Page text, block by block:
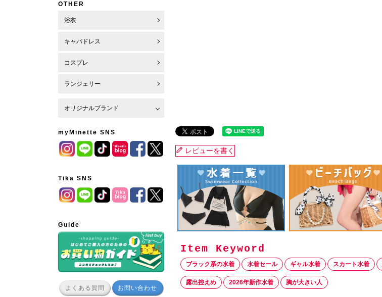
OTHER
浴衣
キャバドレス
コスプレ
ランジェリー
オリジナルブランド
myMinette SNS
Tika SNS
Guide
よくある質問 お問い合わせ
レビューを書く
ブラック系の水着 水着セール ギャル水着 スカート水着
露出控えめ 2026年新作水着 胸が大きい人